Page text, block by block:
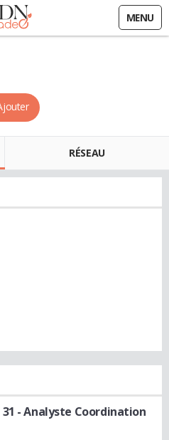
MENU
RÉSEAU
- Analyste Coordination